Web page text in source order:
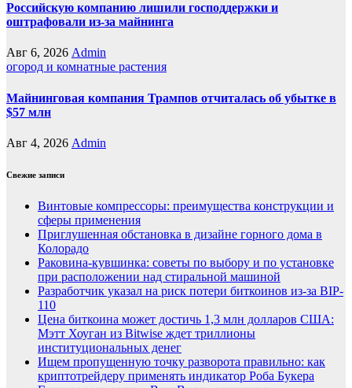
Российскую компанию лишили господдержки и
оштрафовали из-за майнинга
Авг 6, 2026 Admin
огород и комнатные растения
Майнинговая компания Трампов отчиталась об убытке в
$57 млн
Авг 4, 2026 Admin
Свежие записи
Винтовые компрессоры: преимущества конструкции и
сферы применения
Приглушенная обстановка в дизайне горного дома в
Колорадо
Раковина-кувшинка: советы по выбору и по установке
при расположении над стиральной машиной
Разработчик указал на риск потери биткоинов из-за BIP-
110
Цена биткоина может достичь 1,3 млн долларов США:
Мэтт Хоуган из Bitwise ждет триллионы
институциональных денег
Ищем пропущенную точку разворота правильно: как
криптотрейдеру применять индикатор Роба Букера